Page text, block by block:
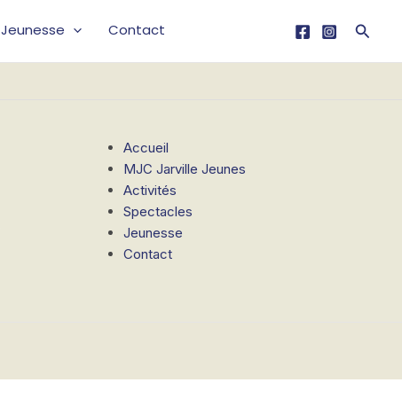
Jeunesse Contact
Accueil
MJC Jarville Jeunes
Activités
Spectacles
Jeunesse
Contact